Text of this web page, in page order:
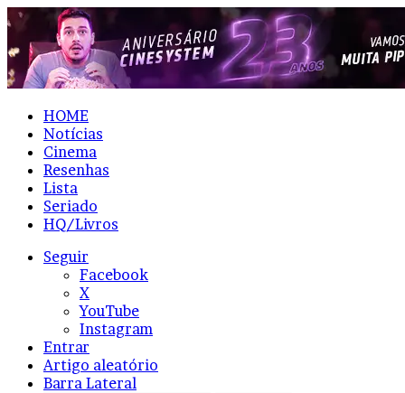
HOME
Notícias
Cinema
Resenhas
Lista
Seriado
HQ/Livros
Seguir
Facebook
X
YouTube
Instagram
Entrar
Artigo aleatório
Barra Lateral